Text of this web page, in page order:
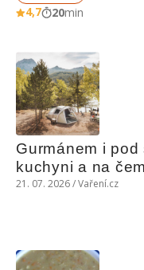
4,7 20min
Gurmánem i
kuchyni a na
21. 07. 2026 / Vaření.cz